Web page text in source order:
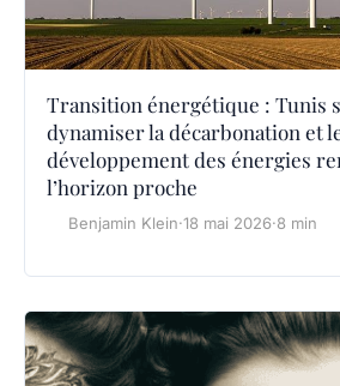
Transition énergétique : Tunis
dynamiser la décarbonation et
développement des énergies
l’horizon proche
Benjamin Klein·18 mai 2026·8 min